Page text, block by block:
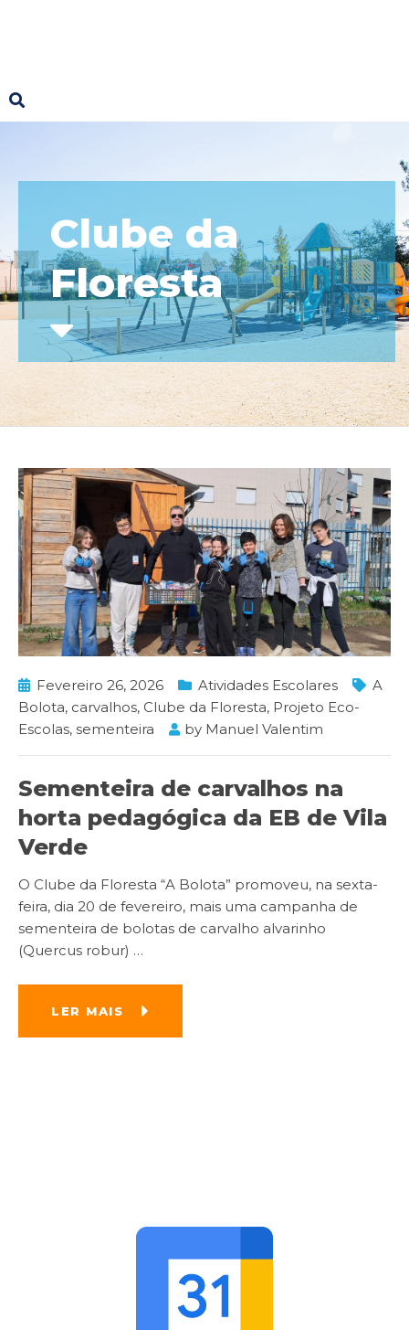
Clube da
Floresta
Fevereiro 26, 2026 Atividades Escolares
A
Bolota, carvalhos, Clube da Floresta, Projeto Eco-
Escolas, sementeira by Manuel Valentim
Sementeira de carvalhos na
horta pedagógica da EB de Vila
Verde
O Clube da Floresta “A Bolota” promoveu, na sexta-
feira, dia 20 de fevereiro, mais uma campanha de
sementeira de bolotas de carvalho alvarinho
(Quercus robur) …
LER MAIS